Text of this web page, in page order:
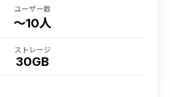
ユーザー数
〜10人
ストレージ
30GB